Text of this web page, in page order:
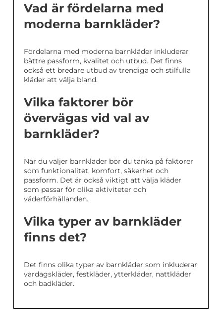
Vad är fördelarna med
moderna barnkläder?
Fördelarna med moderna barnkläder inkluderar
bättre passform, kvalitet och utbud. Det finns
också ett bredare utbud av trendiga och stilfulla
kläder att välja bland.
Vilka faktorer bör
övervägas vid val av
barnkläder?
När du väljer barnkläder bör du tänka på faktorer
som funktionalitet, komfort, säkerhet och
passform. Det är också viktigt att välja kläder
som passar för olika aktiviteter och
väderförhållanden.
Vilka typer av barnkläder
finns det?
Det finns olika typer av barnkläder som inkluderar
vardagskläder, festkläder, ytterkläder, nattkläder
och badkläder.